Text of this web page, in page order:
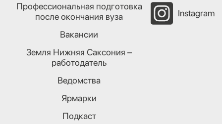
Профессиональная подготовка
после окончания вуза
Вакансии
Земля Нижняя Саксония –
работодатель
Ведомства
Ярмарки
Подкаст
Instagram